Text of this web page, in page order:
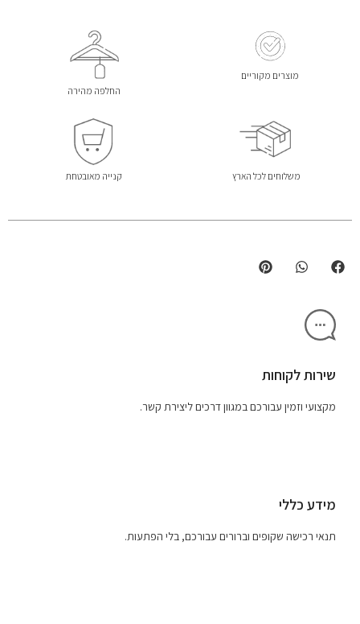
מוצרים מקוריים
החלפה מהירה
משלוחים לכל הארץ קנייה מאובטחת
שירות לקוחות
מקצועי וזמין עבורכם במגוון דרכים ליצירת קשר.
מידע כללי
תנאי רכישה שקופים וברורים עבורכם, בלי הפתעות.